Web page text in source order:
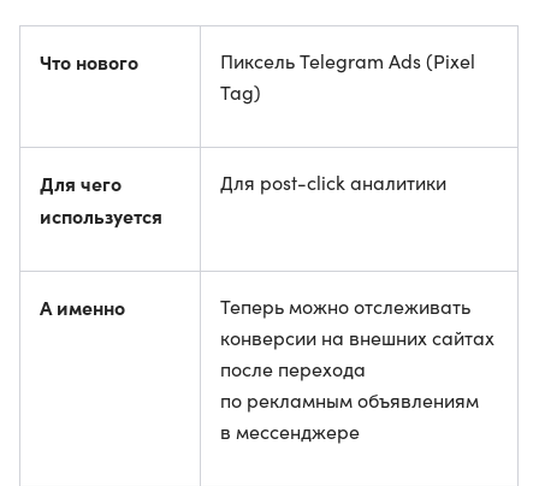
Что нового
Пиксель Telegram Ads (Pixel
Tag)
Для чего
используется
Для post-click аналитики
А именно
Теперь можно отслеживать
конверсии на внешних сайтах
после перехода
по рекламным объявлениям
в мессенджере